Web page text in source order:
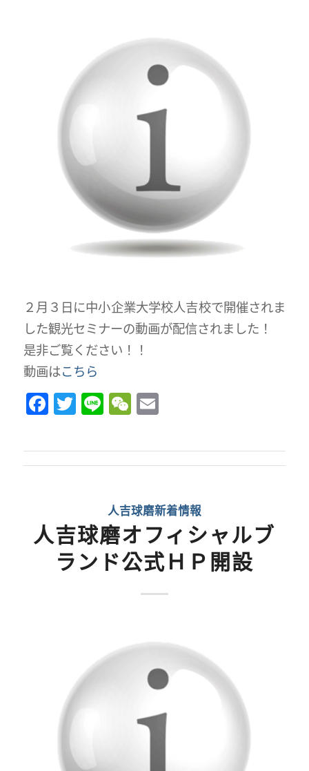
２月３日に中小企業大学校人吉校で開催されま
した観光セミナーの動画が配信されました！
是非ご覧ください！！
動画はこちら
Facebook
Twitter
LineWeChat
Email
人吉球磨新着情報
人吉球磨オフィシャルブ
ランド公式ＨＰ開設